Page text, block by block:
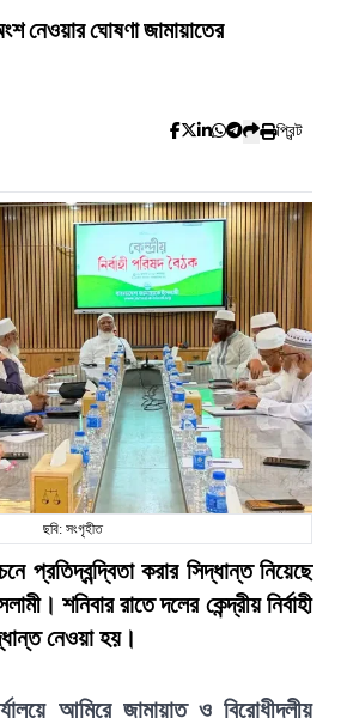
নেওয়ার ঘোষণা জামায়াতের
প্রিন্ট
ছবি: সংগৃহীত
প্রতিদ্বন্দ্বিতা করার সিদ্ধান্ত নিয়েছে
শনিবার রাতে দলের কেন্দ্রীয় নির্বাহী
নেওয়া হয়।
আমিরে জামায়াত ও বিরোধীদলীয়